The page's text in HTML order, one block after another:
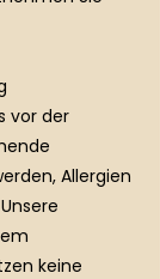
vor der
Allergien
keine